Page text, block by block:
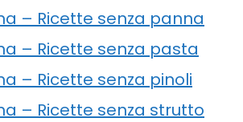
– Ricette senza panna
– Ricette senza pasta
– Ricette senza pinoli
– Ricette senza strutto